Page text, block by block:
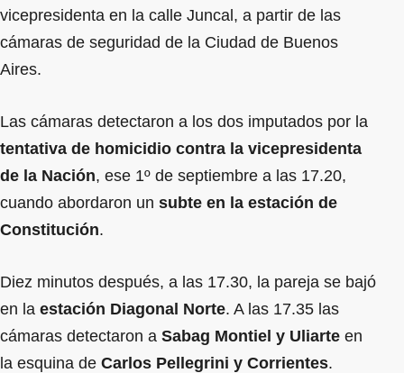
vicepresidenta en la calle Juncal, a partir de las
cámaras de seguridad de la Ciudad de Buenos
Aires.
Las cámaras detectaron a los dos imputados por la
tentativa de homicidio contra la vicepresidenta
de la Nación, ese 1º de septiembre a las 17.20,
cuando abordaron un subte en la estación de
Constitución.
Diez minutos después, a las 17.30, la pareja se bajó
en la estación Diagonal Norte. A las 17.35 las
cámaras detectaron a Sabag Montiel y Uliarte en
la esquina de Carlos Pellegrini y Corrientes.